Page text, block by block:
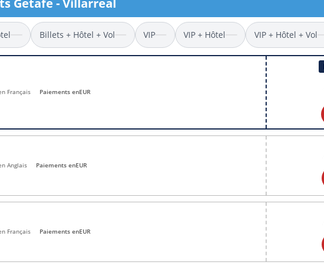
Billets Coupe d’Asie 2027
Billets Euro 2028
Billets Copa América
Billets + Hôtel + Vol VIP VIP + Hôtel VIP + Hôtel + Vol
Français Paiements enEUR
Anglais Paiements enEUR
Français Paiements enEUR